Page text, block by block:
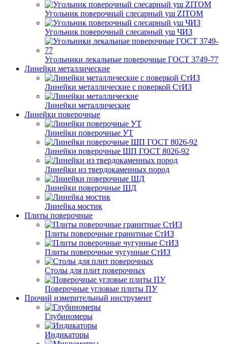
Угольник поверочный слесарный уш ZITOM
Угольник поверочный слесарный уш ЧИЗ
Угольники лекальные поверочные ГОСТ 3749-77
Линейки металлические
Линейки металлические с поверкой СтИЗ
Линейки металлические
Линейки поверочные
Линейки поверочные УТ
Линейки поверочные ШП ГОСТ 8026-92
Линейки из твердокаменных пород
Линейки поверочные ШД
Линейка мостик
Плиты поверочные
Плиты поверочные гранитные СтИЗ
Плиты поверочные чугунные СтИЗ
Столы для плит поверочных
Поверочные угловые плиты ПУ
Прочий измерительный инструмент
Глубиномеры
Индикаторы